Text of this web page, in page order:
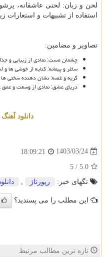
لحن و زبان: لحنی عاشقانه،
استفاده از تشبیهات و استعارات
تصاویر و مضامین:
چشمان مست: نمادی از زیبایی و
ساغر و پیمانه: کنایه از خوشی ها
گریه و غصه: نشان دهنده سختی
دریای عشق: نمادی از وسعت و
دانلود
1403/03/24
18:09:21
5.0
/
5
تگهای خبر:
رپورتاژ
این مطلب را می پسندید؟
تازه ترین مطالب مرتبط